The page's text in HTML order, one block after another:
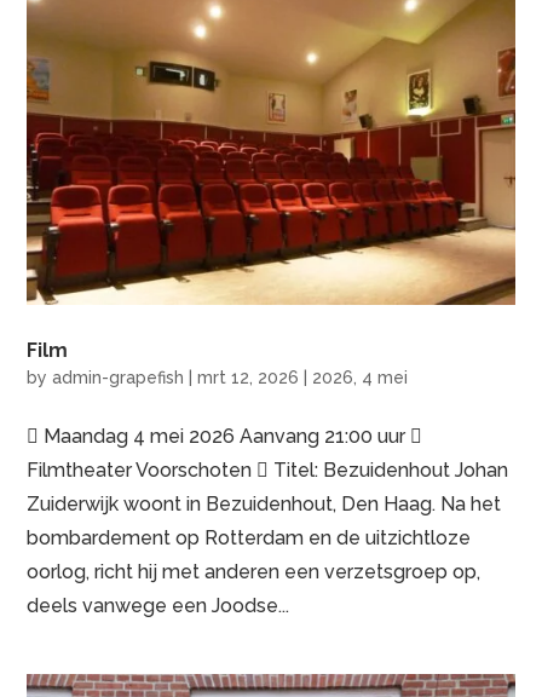
Film
byadmin-grapefish |mrt 12, 2026 2026 4 mei
 Maandag 4 mei 2026 Aanvang 21:00 uur 
Filmtheater Voorschoten  Titel: Bezuidenhout Johan
Zuiderwijk woont in Bezuidenhout, Den Haag. Na het
bombardement op Rotterdam en de uitzichtloze
oorlog, richt hij met anderen een verzetsgroep op,
deels vanwege een Joodse...